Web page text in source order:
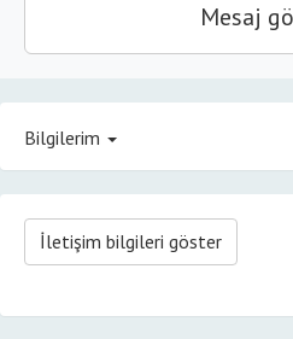
Mesaj
Bilgilerim
İletişim bilgileri göster